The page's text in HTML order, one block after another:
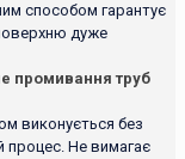
способом гарантує
дуже
промивання труб
виконується без
процес. Не вимагає